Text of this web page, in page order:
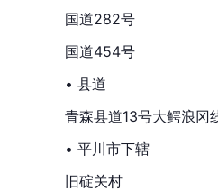
国道282号
国道454号
• 县道
青森县道13号大鳄浪冈
• 平川市下辖
旧碇关村